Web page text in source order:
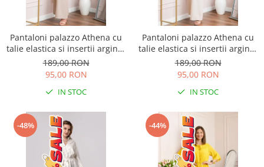
Pantaloni palazzo Athena cu
talie elastica si insertii argintii
- Bej
189,00 RON
95,00 RON
IN STOC
Pantaloni palazzo Athena cu
talie elastica si insertii argintii
- Ecru
189,00 RON
95,00 RON
IN STOC
-48% -44%